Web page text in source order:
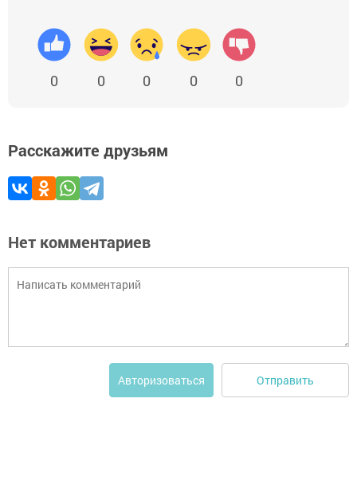
0 0 0 0 0
Расскажите друзьям
Нет комментариев
Авторизоваться Отправить